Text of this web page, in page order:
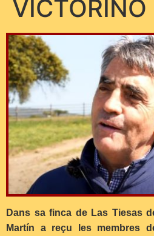
VICTORINO
Dans sa finca de Las Tiesas
Martín a reçu les membres